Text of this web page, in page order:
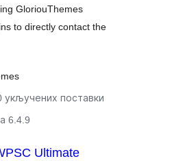
GloriouThemes
to directly contact the
поставки
6.4.9
Ultimate